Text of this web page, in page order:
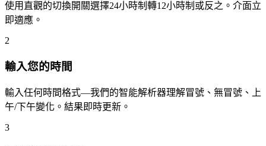
使用直觀的切換開關選擇24小時制轉12小時制或反之。介面立
即適應。
2
輸入您的時間
輸入任何時間格式—我們的智能解析器理解冒號、無冒號、上
午/下午變化。結果即時更新。
3